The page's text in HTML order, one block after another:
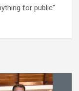
for public"